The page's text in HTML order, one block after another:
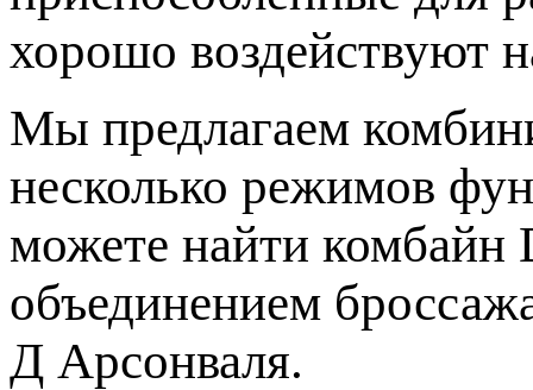
хорошо воздействуют
Мы предлагаем
несколько режимов
можете найти комбайн
объединением
Д Арсонваля.